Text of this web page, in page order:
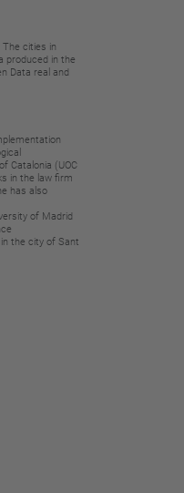
cities in
produced in the
Data real and
Catalonia (UOC
in the law firm
has also
of Madrid
the city of Sant